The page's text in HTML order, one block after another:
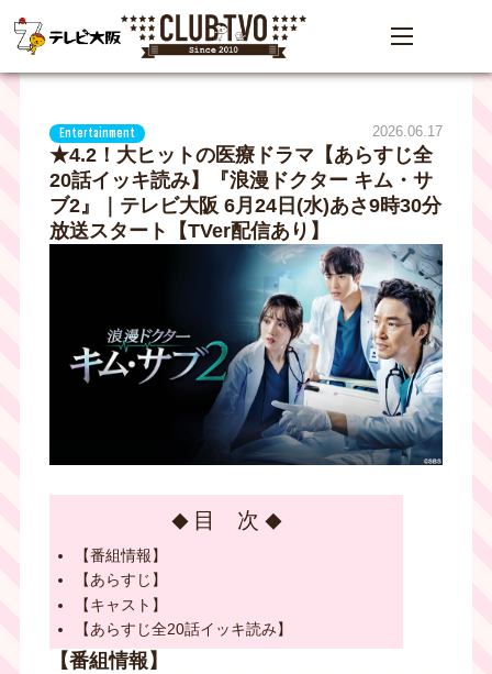
Entertainment 2026.06.17
★4.2！大ヒットの医療ドラマ【あらすじ全
20話イッキ読み】『浪漫ドクター キム・サ
ブ2』｜テレビ大阪 6月24日(水)あさ9時30分
放送スタート【TVer配信あり】
目 次
【番組情報】
【あらすじ】
【キャスト】
【あらすじ全20話イッキ読み】
【番組情報】